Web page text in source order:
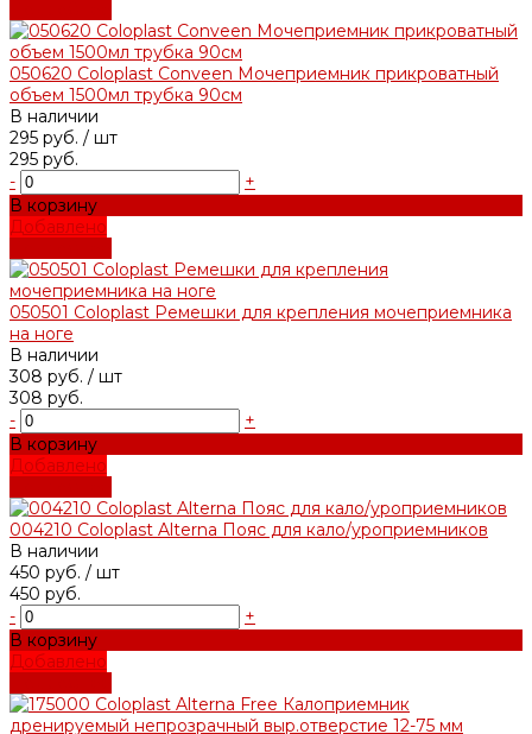
050620 Coloplast Conveen Мочеприемник прикроватный
объем 1500мл трубка 90см
В наличии
295 руб. / шт
295 руб.
-
+
В корзину
Добавлено
050501 Coloplast Ремешки для крепления мочеприемника
на ноге
В наличии
308 руб. / шт
308 руб.
-
+
В корзину
Добавлено
004210 Coloplast Alterna Пояс для кало/уроприемников
В наличии
450 руб. / шт
450 руб.
-
+
В корзину
Добавлено